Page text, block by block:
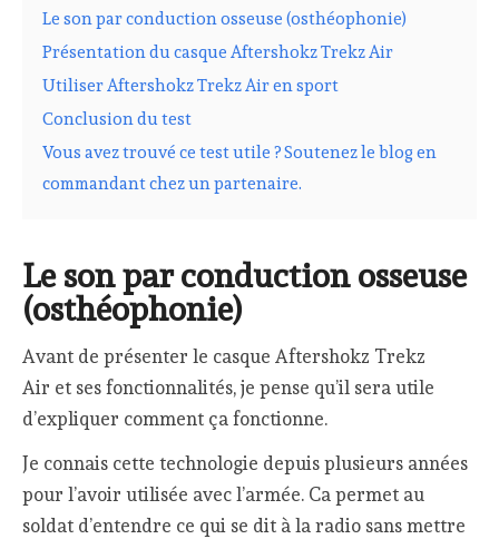
Le son par conduction osseuse (osthéophonie)
Présentation du casque Aftershokz Trekz Air
Utiliser Aftershokz Trekz Air en sport
Conclusion du test
Vous avez trouvé ce test utile ? Soutenez le blog en
commandant chez un partenaire.
Le son par conduction osseuse
(osthéophonie)
Avant de présenter le casque Aftershokz Trekz
Air et ses fonctionnalités, je pense qu’il sera utile
d’expliquer comment ça fonctionne.
Je connais cette technologie depuis plusieurs années
pour l’avoir utilisée avec l’armée. Ca permet au
soldat d’entendre ce qui se dit à la radio sans mettre